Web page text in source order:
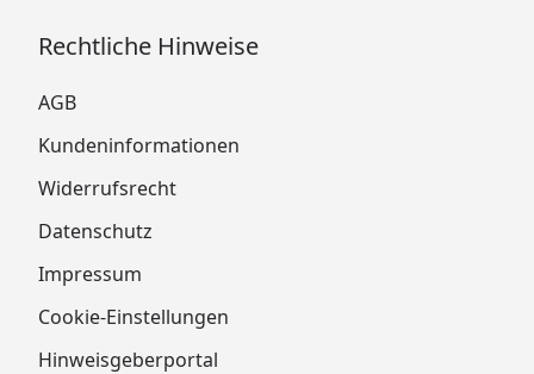
Rechtliche Hinweise
AGB
Kundeninformationen
Widerrufsrecht
Datenschutz
Impressum
Cookie-Einstellungen
Hinweisgeberportal